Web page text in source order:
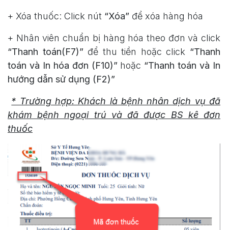
+ Xóa thuốc: Click nút “Xóa” để xóa hàng hóa
+ Nhân viên chuẩn bị hàng hóa theo đơn và click
“Thanh toán(F7)” để thu tiền hoặc click “Thanh
toán và In hóa đơn (F10)” hoặc “Thanh toán và In
hướng dẫn sử dụng (F2)”
* Trường hợp: Khách là bệnh nhân dịch vụ đã
khám bệnh ngoại trú và đã được BS kê đơn
thuốc